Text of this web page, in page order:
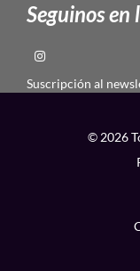
Seguinos en
Suscripción al
© 2026